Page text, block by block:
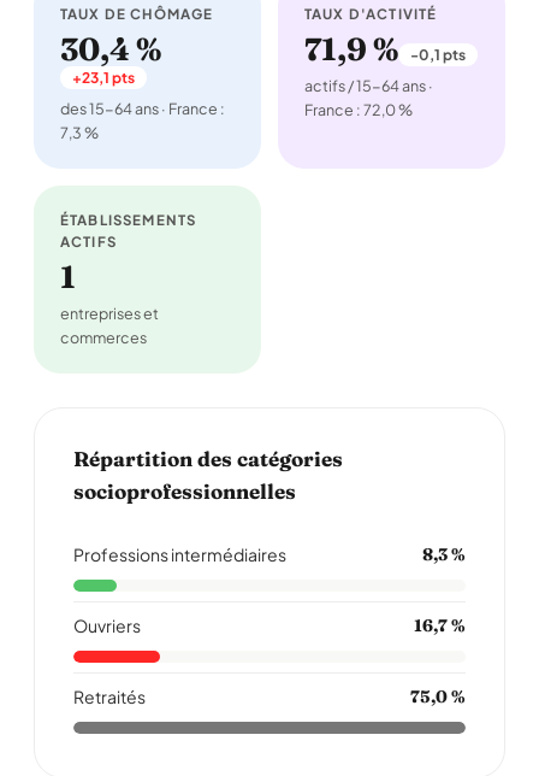
TAUX DE CHÔMAGE
30,4 %
+23,1 pts
des 15-64 ans · France :
7,3 %
TAUX D'ACTIVITÉ
71,9 % -0,1 pts
actifs / 15-64 ans ·
France : 72,0 %
ÉTABLISSEMENTS
ACTIFS
1
entreprises et
commerces
Répartition des catégories
socioprofessionnelles
Professions intermédiaires 8,3 %
Ouvriers 16,7 %
Retraités 75,0 %